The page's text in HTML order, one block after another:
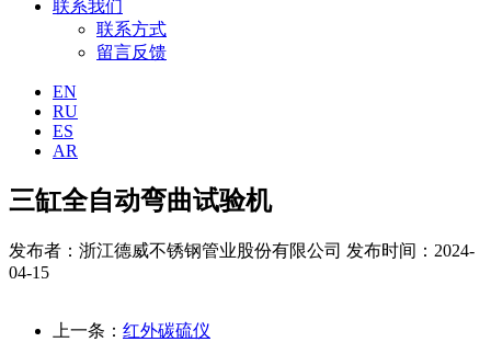
联系我们
联系方式
留言反馈
EN
RU
ES
AR
三缸全自动弯曲试验机
发布者：浙江德威不锈钢管业股份有限公司 发布时间：2024-
04-15
上一条： 红外碳硫仪